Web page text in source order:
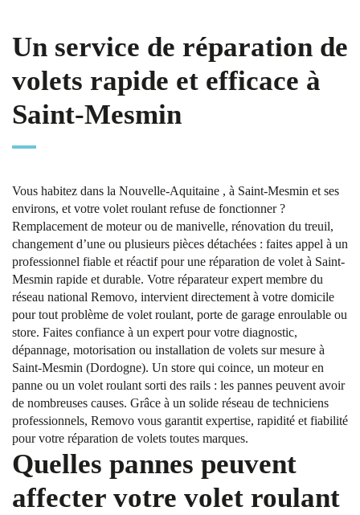
Un service de réparation de
volets rapide et efficace à
Saint-Mesmin
Vous habitez dans la Nouvelle-Aquitaine , à Saint-Mesmin et ses
environs, et votre volet roulant refuse de fonctionner ?
Remplacement de moteur ou de manivelle, rénovation du treuil,
changement d’une ou plusieurs pièces détachées : faites appel à un
professionnel fiable et réactif pour une réparation de volet à Saint-
Mesmin rapide et durable. Votre réparateur expert membre du
réseau national Removo, intervient directement à votre domicile
pour tout problème de volet roulant, porte de garage enroulable ou
store. Faites confiance à un expert pour votre diagnostic,
dépannage, motorisation ou installation de volets sur mesure à
Saint-Mesmin (Dordogne). Un store qui coince, un moteur en
panne ou un volet roulant sorti des rails : les pannes peuvent avoir
de nombreuses causes. Grâce à un solide réseau de techniciens
professionnels, Removo vous garantit expertise, rapidité et fiabilité
pour votre réparation de volets toutes marques.
Quelles pannes peuvent
affecter votre volet roulant